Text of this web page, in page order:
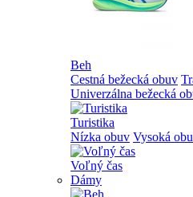
Beh
Cestná bežecká obuv
Univerzálna bežecká
Turistika
Nízka obuv Vysoká
Voľný čas
Dámy